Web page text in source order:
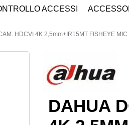
ACCESSI
HDCVI 4K 2,5mm+IR15MT FISHEYE
DAHUA